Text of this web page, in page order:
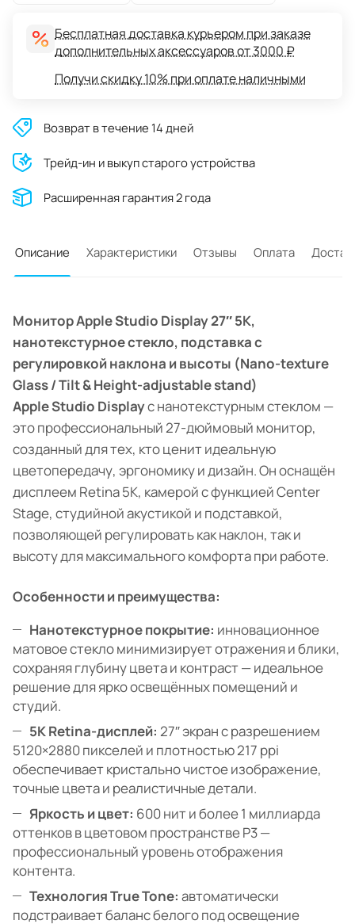
Бесплатная доставка курьером при заказе
дополнительных аксессуаров от 3000 ₽
Получи скидку 10% при оплате наличными
Возврат в течение 14 дней
Трейд-ин и выкуп старого устройства
Расширенная гарантия 2 года
Описание Характеристики Отзывы Оплата
Монитор Apple Studio Display 27″ 5K,
нанотекстурное стекло, подставка с
регулировкой наклона и высоты (Nano-texture
Glass / Tilt & Height-adjustable stand)
Apple Studio Displayс нанотекстурным стеклом —
это профессиональный 27-дюймовый монитор,
созданный для тех, кто ценит идеальную
цветопередачу, эргономику и дизайн. Он оснащён
дисплеем Retina 5K, камерой с функцией Center
Stage, студийной акустикой и подставкой,
позволяющей регулировать как наклон, так и
высоту для максимального комфорта при работе.
Особенности и преимущества:
Нанотекстурное покрытие: инновационное
матовое стекло минимизирует отражения и блики,
сохраняя глубину цвета и контраст — идеальное
решение для ярко освещённых помещений и
студий.
5K Retina-дисплей: 27″ экран с разрешением
5120×2880 пикселей и плотностью 217 ppi
обеспечивает кристально чистое изображение,
точные цвета и реалистичные детали.
Яркость и цвет: 600 нит и более 1 миллиарда
оттенков в цветовом пространстве P3 —
профессиональный уровень отображения
контента.
Технология True Tone: автоматически
подстраивает баланс белого под освещение